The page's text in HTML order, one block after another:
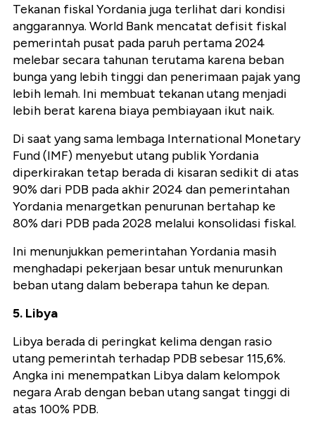
Tekanan fiskal Yordania juga terlihat dari kondisi
anggarannya. World Bank mencatat defisit fiskal
pemerintah pusat pada paruh pertama 2024
melebar secara tahunan terutama karena beban
bunga yang lebih tinggi dan penerimaan pajak yang
lebih lemah. Ini membuat tekanan utang menjadi
lebih berat karena biaya pembiayaan ikut naik.
Di saat yang sama lembaga International Monetary
Fund (IMF) menyebut utang publik Yordania
diperkirakan tetap berada di kisaran sedikit di atas
90% dari PDB pada akhir 2024 dan pemerintahan
Yordania menargetkan penurunan bertahap ke
80% dari PDB pada 2028 melalui konsolidasi fiskal.
Ini menunjukkan pemerintahan Yordania masih
menghadapi pekerjaan besar untuk menurunkan
beban utang dalam beberapa tahun ke depan.
5. Libya
Libya berada di peringkat kelima dengan rasio
utang pemerintah terhadap PDB sebesar 115,6%.
Angka ini menempatkan Libya dalam kelompok
negara Arab dengan beban utang sangat tinggi di
atas 100% PDB.